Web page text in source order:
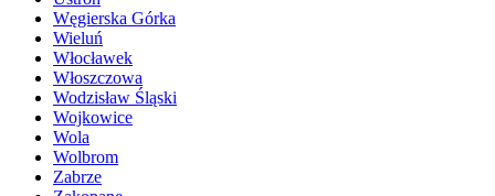
Węgierska Górka
Wieluń
Włocławek
Włoszczowa
Wodzisław Śląski
Wojkowice
Wola
Wolbrom
Zabrze